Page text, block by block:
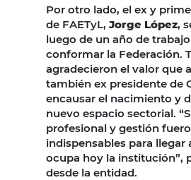
Por otro lado, el ex y
de FAETyL, Jorge López,
luego de un año de
conformar la Federación.
agradecieron el valor que
también ex presidente de
encausar el nacimiento y
nuevo espacio sectorial.
profesional y gestión
indispensables para llegar
ocupa hoy la institución”,
desde la entidad.